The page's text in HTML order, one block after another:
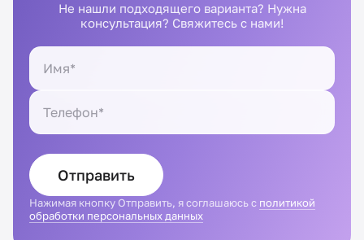
Не нашли подходящего варианта? Нужна
консультация? Свяжитесь с нами!
Отправить
Нажимая кнопку Отправить, я соглашаюсь с политикой
обработки персональных данных